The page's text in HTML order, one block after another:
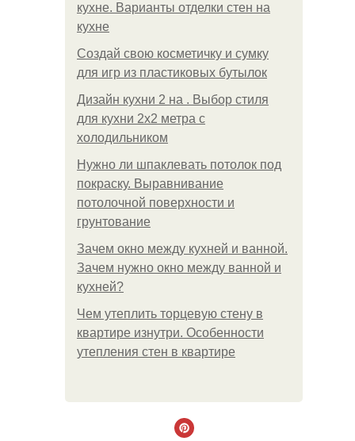
кухне. Варианты отделки стен на
кухне
Создай свою косметичку и сумку
для игр из пластиковых бутылок
Дизайн кухни 2 на . Выбор стиля
для кухни 2х2 метра с
холодильником
Нужно ли шпаклевать потолок под
покраску. Выравнивание
потолочной поверхности и
грунтование
Зачем окно между кухней и ванной.
Зачем нужно окно между ванной и
кухней?
Чем утеплить торцевую стену в
квартире изнутри. Особенности
утепления стен в квартире